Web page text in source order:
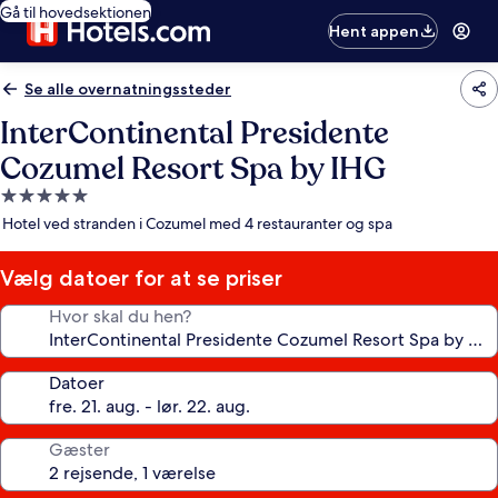
Gå til hovedsektionen
Hent appen
Se alle overnatningssteder
InterContinental Presidente
Cozumel Resort Spa by IHG
5.0-
stjernet
Hotel ved stranden i Cozumel med 4 restauranter og spa
Vælg datoer for at se priser
Hvor skal du hen?
Datoer
Gæster